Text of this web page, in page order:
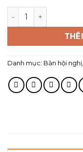
Danh mục: Bàn hội nghị,